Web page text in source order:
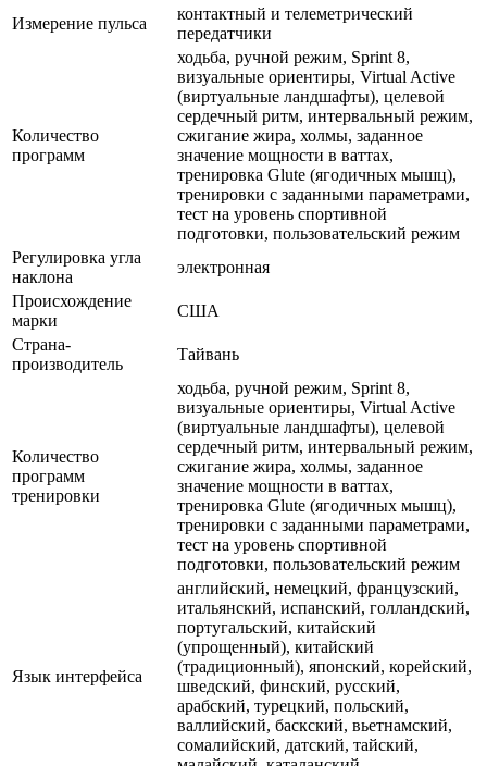
Измерение пульса
контактный и телеметрический
передатчики
Количество
программ
ходьба, ручной режим, Sprint 8,
визуальные ориентиры, Virtual Active
(виртуальные ландшафты), целевой
сердечный ритм, интервальный режим,
сжигание жира, холмы, заданное
значение мощности в ваттах,
тренировка Glute (ягодичных мышц),
тренировки с заданными параметрами,
тест на уровень спортивной
подготовки, пользовательский режим
Регулировка угла
наклона
электронная
Происхождение
марки
США
Страна-
производитель
Тайвань
Количество
программ
тренировки
ходьба, ручной режим, Sprint 8,
визуальные ориентиры, Virtual Active
(виртуальные ландшафты), целевой
сердечный ритм, интервальный режим,
сжигание жира, холмы, заданное
значение мощности в ваттах,
тренировка Glute (ягодичных мышц),
тренировки с заданными параметрами,
тест на уровень спортивной
подготовки, пользовательский режим
Язык интерфейса
английский, немецкий, французский,
итальянский, испанский, голландский,
португальский, китайский
(упрощенный), китайский
(традиционный), японский, корейский,
шведский, финский, русский,
арабский, турецкий, польский,
валлийский, баскский, вьетнамский,
сомалийский, датский, тайский,